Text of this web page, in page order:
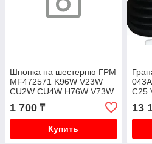
Шпонка на шестерню ГРМ
MF472571 K96W V23W
CU2W CU4W H76W V73W
1 700 ₸
Купить
C25
13